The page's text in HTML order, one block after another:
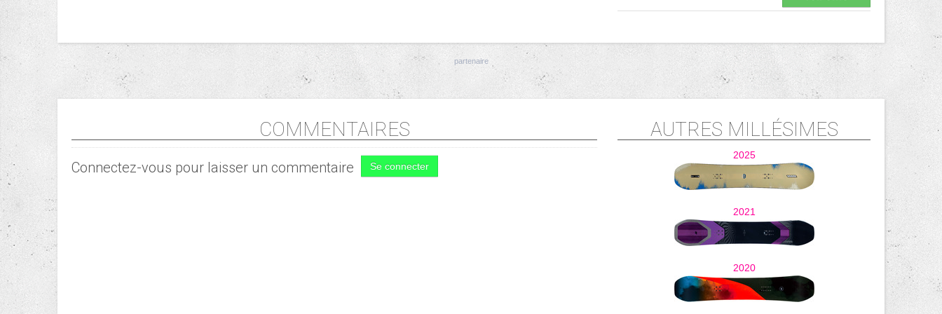
COMMENTAIRES
Connectez-vous pour laisser un commentaire Se connecter
AUTRES MILLÉSIMES
2025
2021
2020